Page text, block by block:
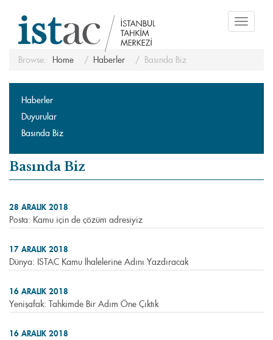
Toggle
Browse: Home Haberler Basında Biz
Haberler
Duyurular
Basında Biz
Basında Biz
Posta: Kamu için de çözüm adresiyiz
28 ARALIK 2018
Dünya: ISTAC Kamu İhalelerine Adını Yazdıracak
17 ARALIK 2018
Yenişafak: Tahkimde Bir Adım Öne Çıktık
16 ARALIK 2018
16 ARALIK 2018